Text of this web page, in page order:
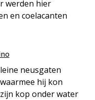
werden hier
en coelacanten
neusgaten
hij kon
kop onder water